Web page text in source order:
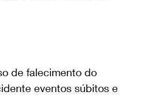
de falecimento do
eventos súbitos e